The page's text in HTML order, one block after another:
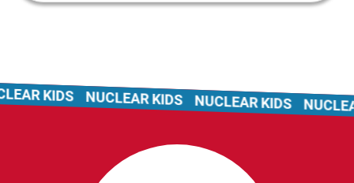
KIDS NUCLEAR KIDS NUCLEAR KIDS